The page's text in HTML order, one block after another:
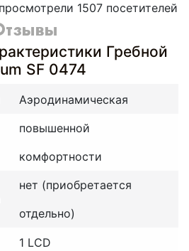
1507 посетителей
Гребной
SF 0474
Аэродинамическая
повышенной
комфортности
нет (приобретается
отдельно)
1 LCD